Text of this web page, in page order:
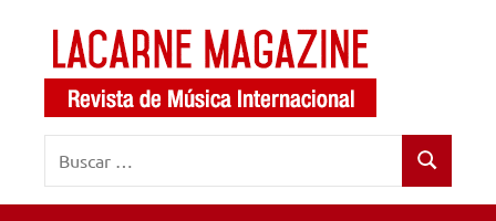
contenido
LaCarne
Magazine
de
música
internacional
Buscar